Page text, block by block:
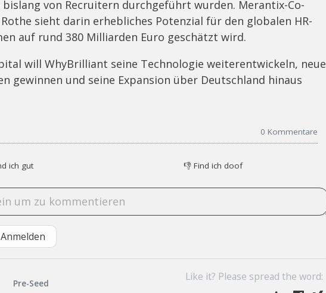
von Recruitern durchgeführt wurden. Merantix-Co-
sieht darin erhebliches Potenzial für den globalen HR-
auf rund 380 Milliarden Euro geschätzt wird.
will WhyBrilliant seine Technologie weiterentwickeln, neue
gewinnen und seine Expansion über Deutschland hinaus
0 Kommentare
ich gut 👎 Find ich doof
Anmelden
Pre-Seed
Like it? Please spread the word: